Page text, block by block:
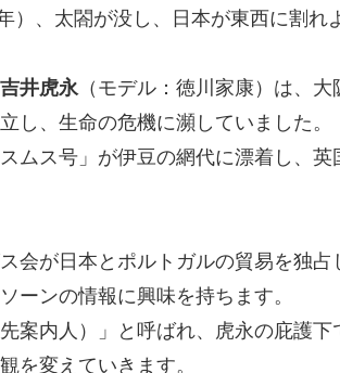
）、太閤が没し、日本が東西に割れ
吉井虎永（モデル：徳川家康）は、大
し、生命の危機に瀕していました。
ムス号」が伊豆の網代に漂着し、
会が日本とポルトガルの貿易を独
ーンの情報に興味を持ちます。
案内人）」と呼ばれ、虎永の庇護
を変えていきます。